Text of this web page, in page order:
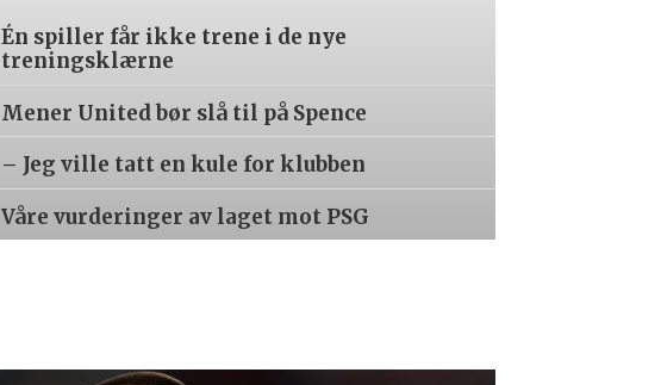
Én spiller får ikke trene i de nye
treningsklærne
Mener United bør slå til på Spence
– Jeg ville tatt en kule for klubben
Våre vurderinger av laget mot PSG